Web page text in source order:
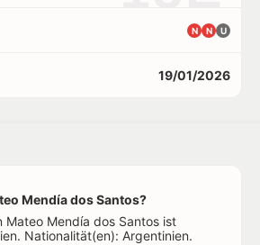
N N U
19/01/2026
Mendía dos Santos?
Mateo Mendía dos Santos ist
Nationalität(en): Argentinien.